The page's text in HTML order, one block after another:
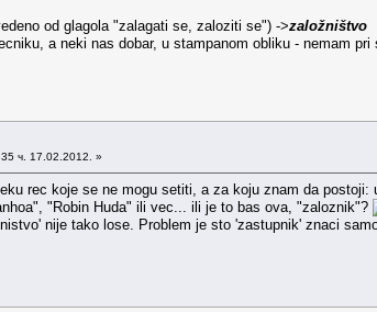
od glagola "zalagati se, zaloziti se") ->založništvo
a neki nas dobar, u stampanom obliku - nemam
ч. 17.02.2012. »
rec koje se ne mogu setiti, a za koju znam da
"Robin Huda" ili vec... ili je to bas ova, "zaloznik"?
nije tako lose. Problem je sto 'zastupnik' znaci